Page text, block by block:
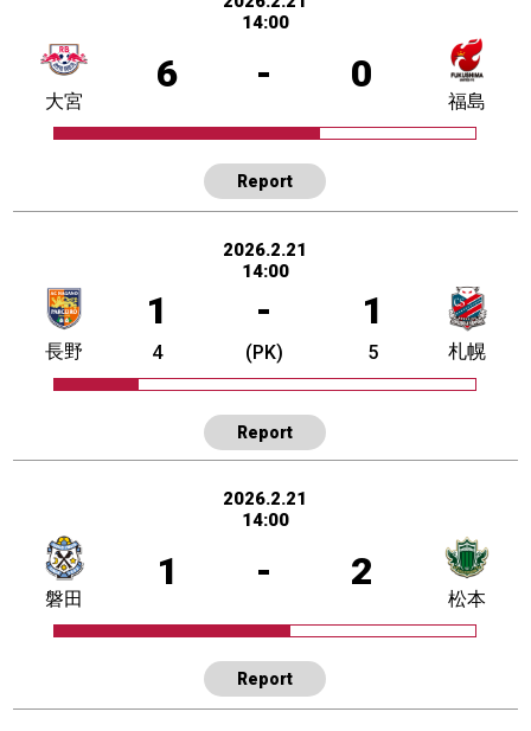
14:00
6 - 0
大宮 福島
Report
2026.2.21
14:00
1 - 1
長野 4 (PK) 5 札幌
Report
2026.2.21
14:00
1 - 2
磐田 松本
Report